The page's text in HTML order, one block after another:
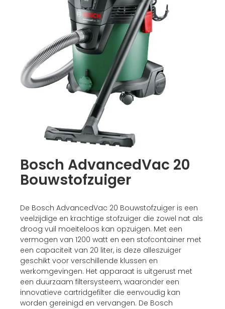
Bosch AdvancedVac 20
Bouwstofzuiger
De Bosch AdvancedVac 20 Bouwstofzuiger is een
veelzijdige en krachtige stofzuiger die zowel nat als
droog vuil moeiteloos kan opzuigen. Met een
vermogen van 1200 watt en een stofcontainer met
een capaciteit van 20 liter, is deze alleszuiger
geschikt voor verschillende klussen en
werkomgevingen. Het apparaat is uitgerust met
een duurzaam filtersysteem, waaronder een
innovatieve cartridgefilter die eenvoudig kan
worden gereinigd en vervangen. De Bosch